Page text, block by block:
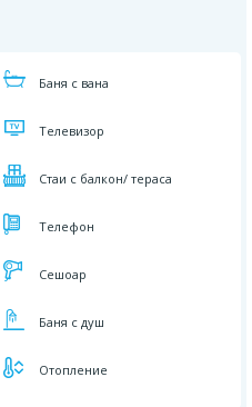
Баня с вана
Телевизор
Стаи с балкон/ тераса
Телефон
Сешоар
Баня с душ
Отопление